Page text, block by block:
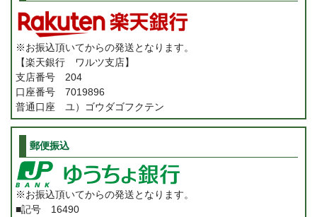
※お振込頂いてからの発送となります。
【楽天銀行 ワルツ支店】
支店番号 204
口座番号 7019896
普通口座 ユ）ゴウダゴフクテン
郵便振込
※お振込頂いてからの発送となります。
■記号 16490